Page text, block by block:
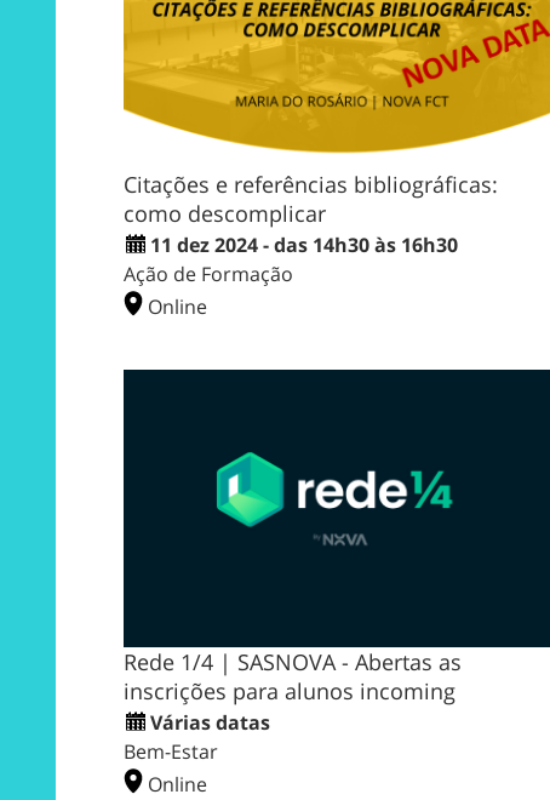
Citações e referências bibliográficas:
como descomplicar
11 dez 2024 - das 14h30 às 16h30
Ação de Formação
Online
Rede 1/4 | SASNOVA - Abertas as
inscrições para alunos incoming
Várias datas
Bem-Estar
Online